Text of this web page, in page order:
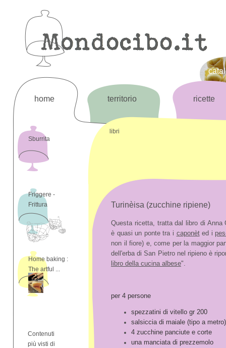
home territorio ricette
Sburrita
Friggere -
Frittura
Home baking :
The artful ...
Contenuti
più visti di
libri
Turinèisa (zucchine ripiene)
Questa ricetta, tratta dal libro di Anna
è quasi un ponte tra i caponèted i
non il fiore) e, come per la maggior
dell'erba di San Pietro nel ripieno è
libro della cucina albese".
per 4 persone
spezzatini di vitello gr 200
salsiccia di maiale (tipo a
4 zucchine panciute e corte
una manciata di prezzemolo